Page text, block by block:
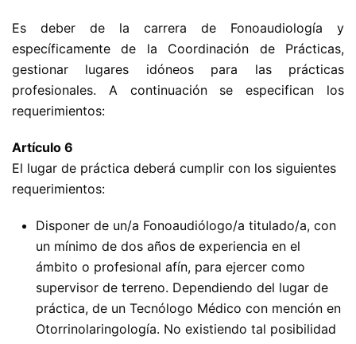
Es deber de la carrera de Fonoaudiología y
específicamente de la Coordinación de Prácticas,
gestionar lugares idóneos para las prácticas
profesionales. A continuación se especifican los
requerimientos:
Artículo 6
El lugar de práctica deberá cumplir con los siguientes
requerimientos:
Disponer de un/a Fonoaudiólogo/a titulado/a, con
un mínimo de dos años de experiencia en el
ámbito o profesional afín, para ejercer como
supervisor de terreno. Dependiendo del lugar de
práctica, de un Tecnólogo Médico con mención en
Otorrinolaringología. No existiendo tal posibilidad